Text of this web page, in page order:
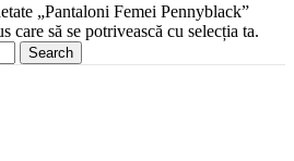
„Pantaloni Femei Pennyblack”
care să se potrivească cu selecția ta.
Search